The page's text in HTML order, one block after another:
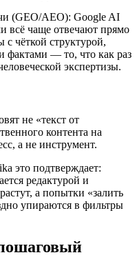
(GEO/AEO): Google AI
всё чаще отвечают прямо
чёткой структурой,
фактами — то, что как раз
экспертизы.
не «текст от
контента на
а не инструмент.
это подтверждает:
редактурой и
а попытки «залить
упираются в фильтры